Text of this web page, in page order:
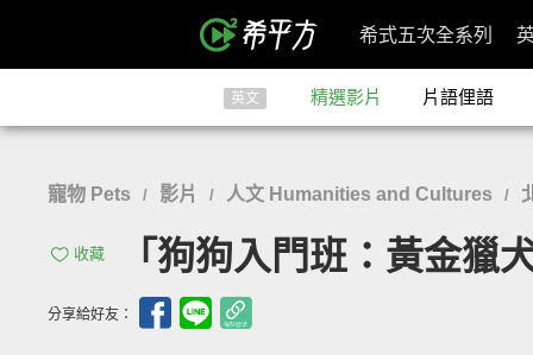
希式五次全系列
英文 精選影片 片語俚語
寵物 Pets / 影片 / 人文 Humanities and Cultures /
收藏 「狗狗入門班：黃金
分享給好友：